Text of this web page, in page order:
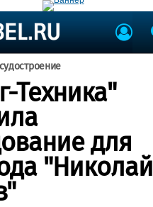
судостроение
Техника"
для
"Николай